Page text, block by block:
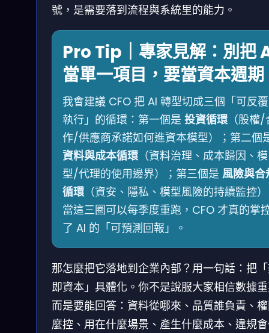
號，是需要落到流程與系統里的能力。
Pro Tip｜專家見解：別把
當單一項目，要當資本週期
我會建議 CFO 把 AI 轉型切成三個「可反覆
執行」的循環：第一個是 投資循環 （股權
作/供應商承諾如何進資本模型）；第二個
資料與成本循環 （資料治理、成本歸因、模
型/代理的使用邊界）；第三個是 風險與合
循環 （資安、隱私、模型風險的持續監控
當這三圈可以每季度重跑，CFO 才真的掌
了 AI 的「可預測回報」。
那怎麼把它落地到企業內部？用一句話：把
即資本」具體化。你不是說服大家相信數據
而是要能回答：資料從哪來、品質誰負責、
麼控、用在什麼場景、產生什麼成本、違規